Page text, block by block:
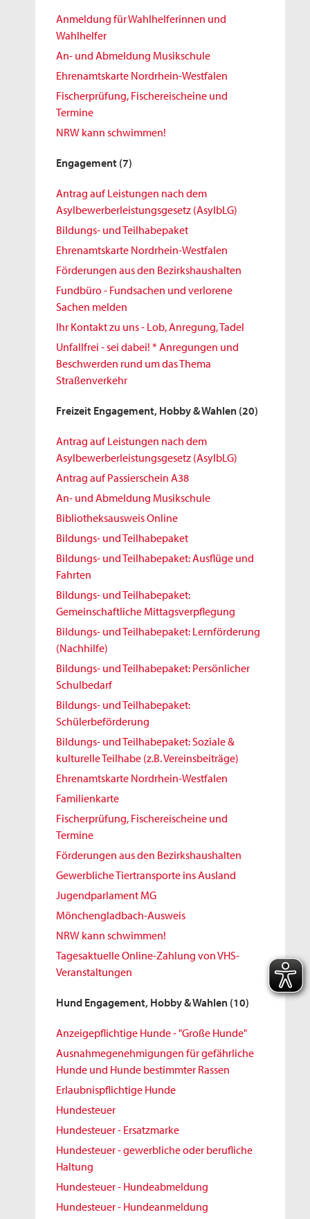
Anmeldung für Wahlhelferinnen und
Wahlhelfer
An- und Abmeldung Musikschule
Ehrenamtskarte Nordrhein-Westfalen
Fischerprüfung, Fischereischeine und
Termine
NRW kann schwimmen!
Engagement (7)
Antrag auf Leistungen nach dem
Asylbewerberleistungsgesetz (AsylbLG)
Bildungs- und Teilhabepaket
Ehrenamtskarte Nordrhein-Westfalen
Förderungen aus den Bezirkshaushalten
Fundbüro - Fundsachen und verlorene
Sachen melden
Ihr Kontakt zu uns - Lob, Anregung, Tadel
Unfallfrei - sei dabei! * Anregungen und
Beschwerden rund um das Thema
Straßenverkehr
Freizeit Engagement, Hobby & Wahlen (20)
Antrag auf Leistungen nach dem
Asylbewerberleistungsgesetz (AsylbLG)
Antrag auf Passierschein A38
An- und Abmeldung Musikschule
Bibliotheksausweis Online
Bildungs- und Teilhabepaket
Bildungs- und Teilhabepaket: Ausflüge und
Fahrten
Bildungs- und Teilhabepaket:
Gemeinschaftliche Mittagsverpflegung
Bildungs- und Teilhabepaket: Lernförderung
(Nachhilfe)
Bildungs- und Teilhabepaket: Persönlicher
Schulbedarf
Bildungs- und Teilhabepaket:
Schülerbeförderung
Bildungs- und Teilhabepaket: Soziale &
kulturelle Teilhabe (z.B. Vereinsbeiträge)
Ehrenamtskarte Nordrhein-Westfalen
Familienkarte
Fischerprüfung, Fischereischeine und
Termine
Förderungen aus den Bezirkshaushalten
Gewerbliche Tiertransporte ins Ausland
Jugendparlament MG
Mönchengladbach-Ausweis
NRW kann schwimmen!
Tagesaktuelle Online-Zahlung von VHS-
Veranstaltungen
Hund Engagement, Hobby & Wahlen (10)
Anzeigepflichtige Hunde - "Große Hunde"
Ausnahmegenehmigungen für gefährliche
Hunde und Hunde bestimmter Rassen
Erlaubnispflichtige Hunde
Hundesteuer
Hundesteuer - Ersatzmarke
Hundesteuer - gewerbliche oder berufliche
Haltung
Hundesteuer - Hundeabmeldung
Hundesteuer - Hundeanmeldung